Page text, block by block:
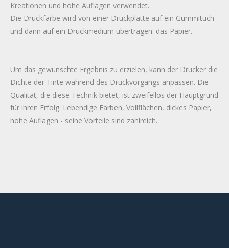
Kreationen und hohe Auflagen verwendet.
Die Druckfarbe wird von einer Druckplatte auf ein Gummituch
und dann auf ein Druckmedium übertragen: das Papier.
Um das gewünschte Ergebnis zu erzielen, kann der Drucker die
Dichte der Tinte während des Druckvorgangs anpassen. Die
Qualität, die diese Technik bietet, ist zweifellos der Hauptgrund
für ihren Erfolg. Lebendige Farben, Vollflächen, dickes Papier,
hohe Auflagen - seine Vorteile sind zahlreich.